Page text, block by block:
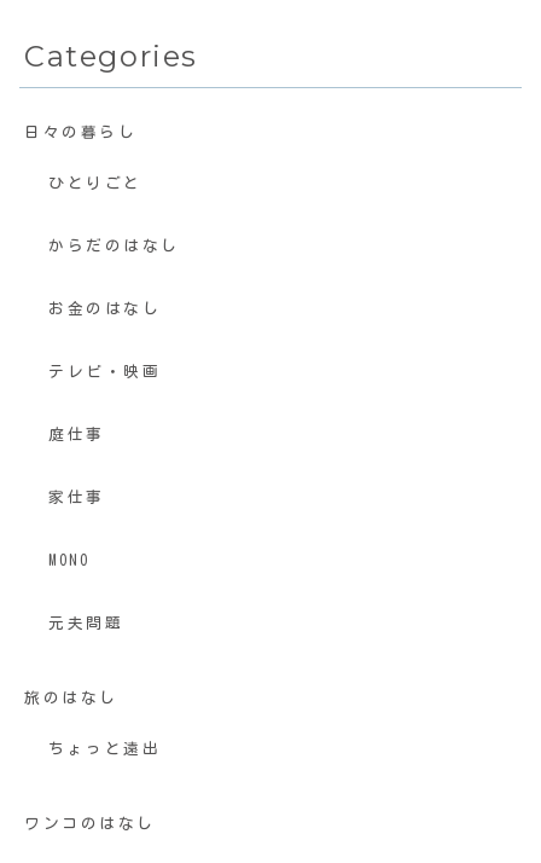
Categories
日々の暮らし
ひとりごと
からだのはなし
お金のはなし
テレビ・映画
庭仕事
家仕事
MONO
元夫問題
旅のはなし
ちょっと遠出
ワンコのはなし